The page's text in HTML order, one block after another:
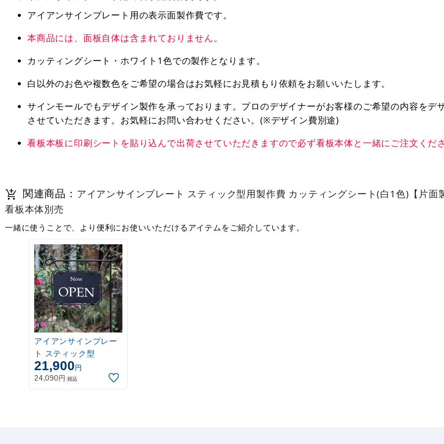
アイアンサインプレート用の表示面製作費です。
本商品には、面板自体は含まれておりません。
カッティングシート・ホワイト1色での製作となります。
白以外のお色や複数色をご希望の場合はお気軽にお見積もり依頼をお願いいたします。
サインモールでもデザイン製作を承っております。プロのデザイナーがお客様のご希望の内容をデ
させていただきます。お気軽にお問い合わせください。(※デザイン費別途)
看板本板に印刷シートを貼り込んで出荷させていただきますので必ず看板本体と一緒にご注文くださ
関連商品： アイアンサインプレート スティック型用製作費 カッティングシート(白1色)【片面
看板本体別売
一緒に使うことで、より便利にお使いいただけるアイテムをご紹介しています。
アイアンサインプレー
ト スティック型
21,900円
24,090円 税込